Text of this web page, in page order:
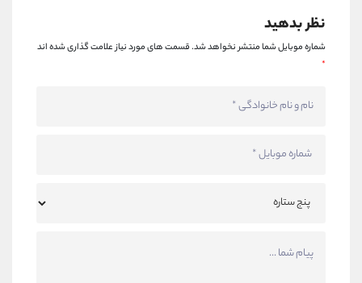
نظر بدهید
شماره موبایل شما منتشر نخواهد شد.قسمت های مورد نیاز علامت گذاری شده اند
*